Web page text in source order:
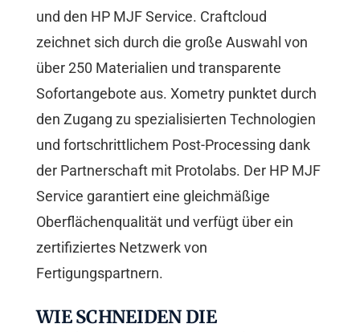
und den HP MJF Service. Craftcloud
zeichnet sich durch die große Auswahl von
über 250 Materialien und transparente
Sofortangebote aus. Xometry punktet durch
den Zugang zu spezialisierten Technologien
und fortschrittlichem Post-Processing dank
der Partnerschaft mit Protolabs. Der HP MJF
Service garantiert eine gleichmäßige
Oberflächenqualität und verfügt über ein
zertifiziertes Netzwerk von
Fertigungspartnern.
WIE SCHNEIDEN DIE